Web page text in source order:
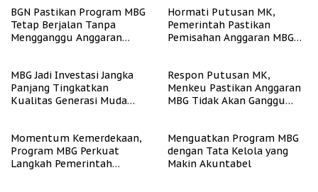
BGN Pastikan Program MBG
Tetap Berjalan Tanpa
Mengganggu Anggaran
Hormati Putusan MK,
Pemerintah Pastikan
Pemisahan Anggaran MBG
MBG Jadi Investasi Jangka
Panjang Tingkatkan
Kualitas Generasi Muda
Respon Putusan MK,
Menkeu Pastikan Anggaran
MBG Tidak Akan Ganggu
Momentum Kemerdekaan,
Program MBG Perkuat
Langkah Pemerintah
Menguatkan Program MBG
dengan Tata Kelola yang
Makin Akuntabel